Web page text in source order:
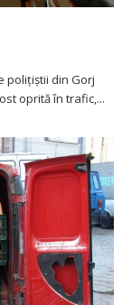
polițiștii din Gorj
oprită în trafic,...